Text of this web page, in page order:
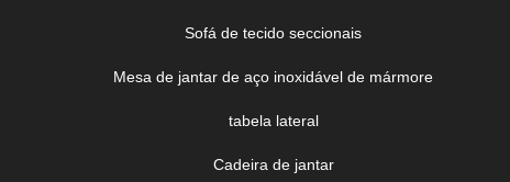
Sofá de tecido seccionais
Mesa de jantar de aço inoxidável de mármore
tabela lateral
Cadeira de jantar